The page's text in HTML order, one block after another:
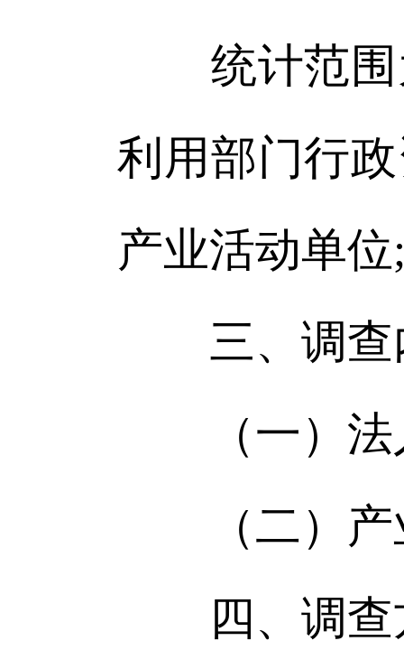
统计范围
利用部门行
产业活动单
三、调
（一）法
（二）产
四、调